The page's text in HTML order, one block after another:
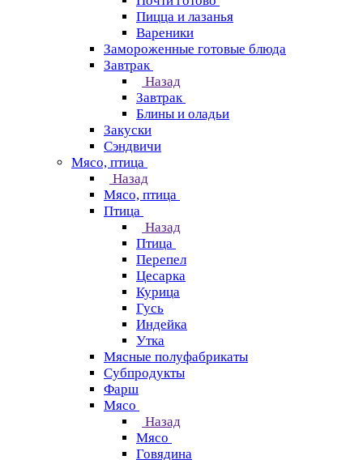
Пицца и лазанья
Вареники
Замороженные готовые блюда
Завтрак
Назад
Завтрак
Блины и оладьи
Закуски
Сэндвичи
Мясо, птица
Назад
Мясо, птица
Птица
Назад
Птица
Перепел
Цесарка
Курица
Гусь
Индейка
Утка
Мясные полуфабрикаты
Субпродукты
Фарш
Мясо
Назад
Мясо
Говядина